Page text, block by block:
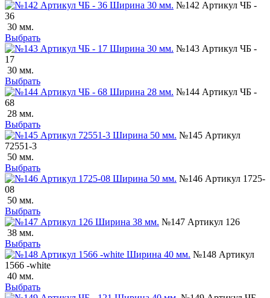
№142 Артикул ЧБ -
36
30 мм.
Выбрать
№143 Артикул ЧБ -
17
30 мм.
Выбрать
№144 Артикул ЧБ -
68
28 мм.
Выбрать
№145 Артикул
72551-3
50 мм.
Выбрать
№146 Артикул 1725-
08
50 мм.
Выбрать
№147 Артикул 126
38 мм.
Выбрать
№148 Артикул
1566 -white
40 мм.
Выбрать